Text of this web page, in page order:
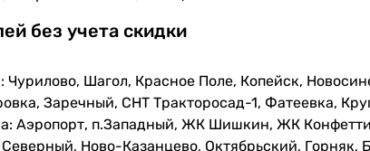
без учета скидки
Чурилово, Шагол, Красное Поле, Копейск,
Заречный, СНТ Тракторосад-1, Фатеевка,
Аэропорт, п.Западный, ЖК Шишкин, ЖК
Ново-Казанцево, Октябрьский, Горняк,